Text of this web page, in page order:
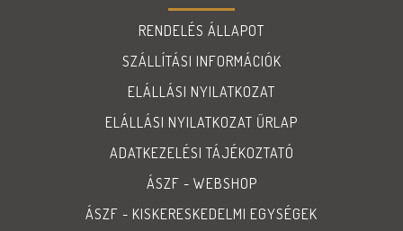
RENDELÉS ÁLLAPOT
SZÁLLÍTÁSI INFORMÁCIÓK
ELÁLLÁSI NYILATKOZAT
ELÁLLÁSI NYILATKOZAT ŰRLAP
ADATKEZELÉSI TÁJÉKOZTATÓ
ÁSZF - WEBSHOP
ÁSZF - KISKERESKEDELMI EGYSÉGEK